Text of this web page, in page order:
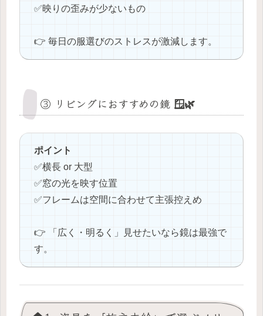
✅️映りの歪みが少ないもの
👉 毎日の服選びのストレスが激減します。
③ リビングにおすすめの鏡 🪟🌿
ポイント
✅️横長 or 大型
✅️窓の光を映す位置
✅️フレームは空間に合わせて主張控えめ
👉 「広く・明るく」見せたいなら鏡は最強で
す。